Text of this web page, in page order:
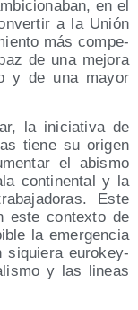
en el
a la Unión
más com­pe­
de una mejo­ra
y de una mayor
la ini­cia­ti­va de
tie­ne su ori­gen
el abis­mo
con­ti­nen­tal y la
Este
este con­tex­to de
la emer­gen­cia
siquie­ra euro­key­
y las lineas